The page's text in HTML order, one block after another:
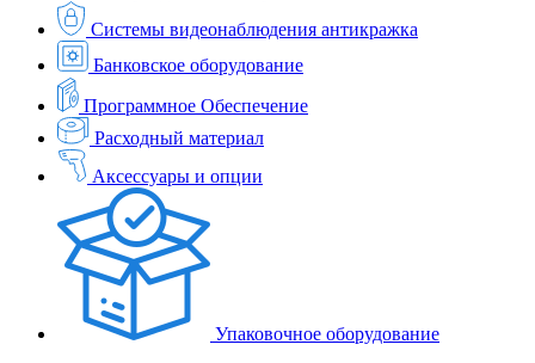
Системы видеонаблюдения антикражка
Банковское оборудование
Программное Обеспечение
Расходный материал
Аксессуары и опции
Упаковочное оборудование